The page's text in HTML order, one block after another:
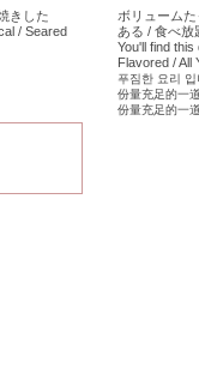
きした
/ Seared
ボリューム
ある / 食べ放
You'll find
Flavored / All
푸짐한 요리
份量充足的一
份量充足的一